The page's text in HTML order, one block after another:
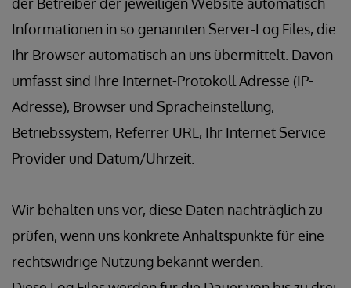
Informationen in so genannten Server-Log Files, die
Ihr Browser automatisch an uns übermittelt. Davon
umfasst sind Ihre Internet-Protokoll Adresse (IP-
Adresse), Browser und Spracheinstellung,
Betriebssystem, Referrer URL, Ihr Internet Service
Provider und Datum/Uhrzeit.
Wir behalten uns vor, diese Daten nachträglich zu
prüfen, wenn uns konkrete Anhaltspunkte für eine
rechtswidrige Nutzung bekannt werden.